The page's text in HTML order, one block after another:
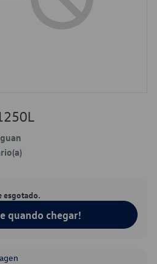
esgotado.
quando chegar!